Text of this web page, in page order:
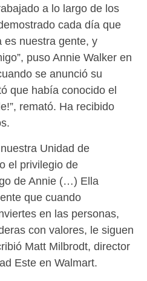
a lo largo de los
cada día que
es nuestra gente, y
puso Annie Walker en
se anunció su
que había conocido el
remató. Ha recibido
Unidad de
el privilegio de
de Annie (…) Ella
que cuando
en las personas,
con valores, le siguen
Matt Milbrodt, director
Este en Walmart.